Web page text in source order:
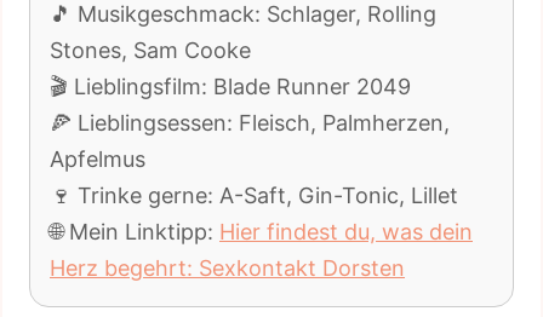
🎵 Musikgeschmack: Schlager, Rolling
Stones, Sam Cooke
🎬 Lieblingsfilm: Blade Runner 2049
🍕 Lieblingsessen: Fleisch, Palmherzen,
Apfelmus
🍷 Trinke gerne: A-Saft, Gin-Tonic, Lillet
🌐 Mein Linktipp: Hier findest du, was dein
Herz begehrt: Sexkontakt Dorsten